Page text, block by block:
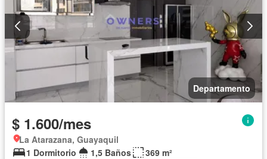
Departamento
$ 1.600/mes
La Atarazana, Guayaquil
1 Dormitorio
1,5 Baños
369 m²